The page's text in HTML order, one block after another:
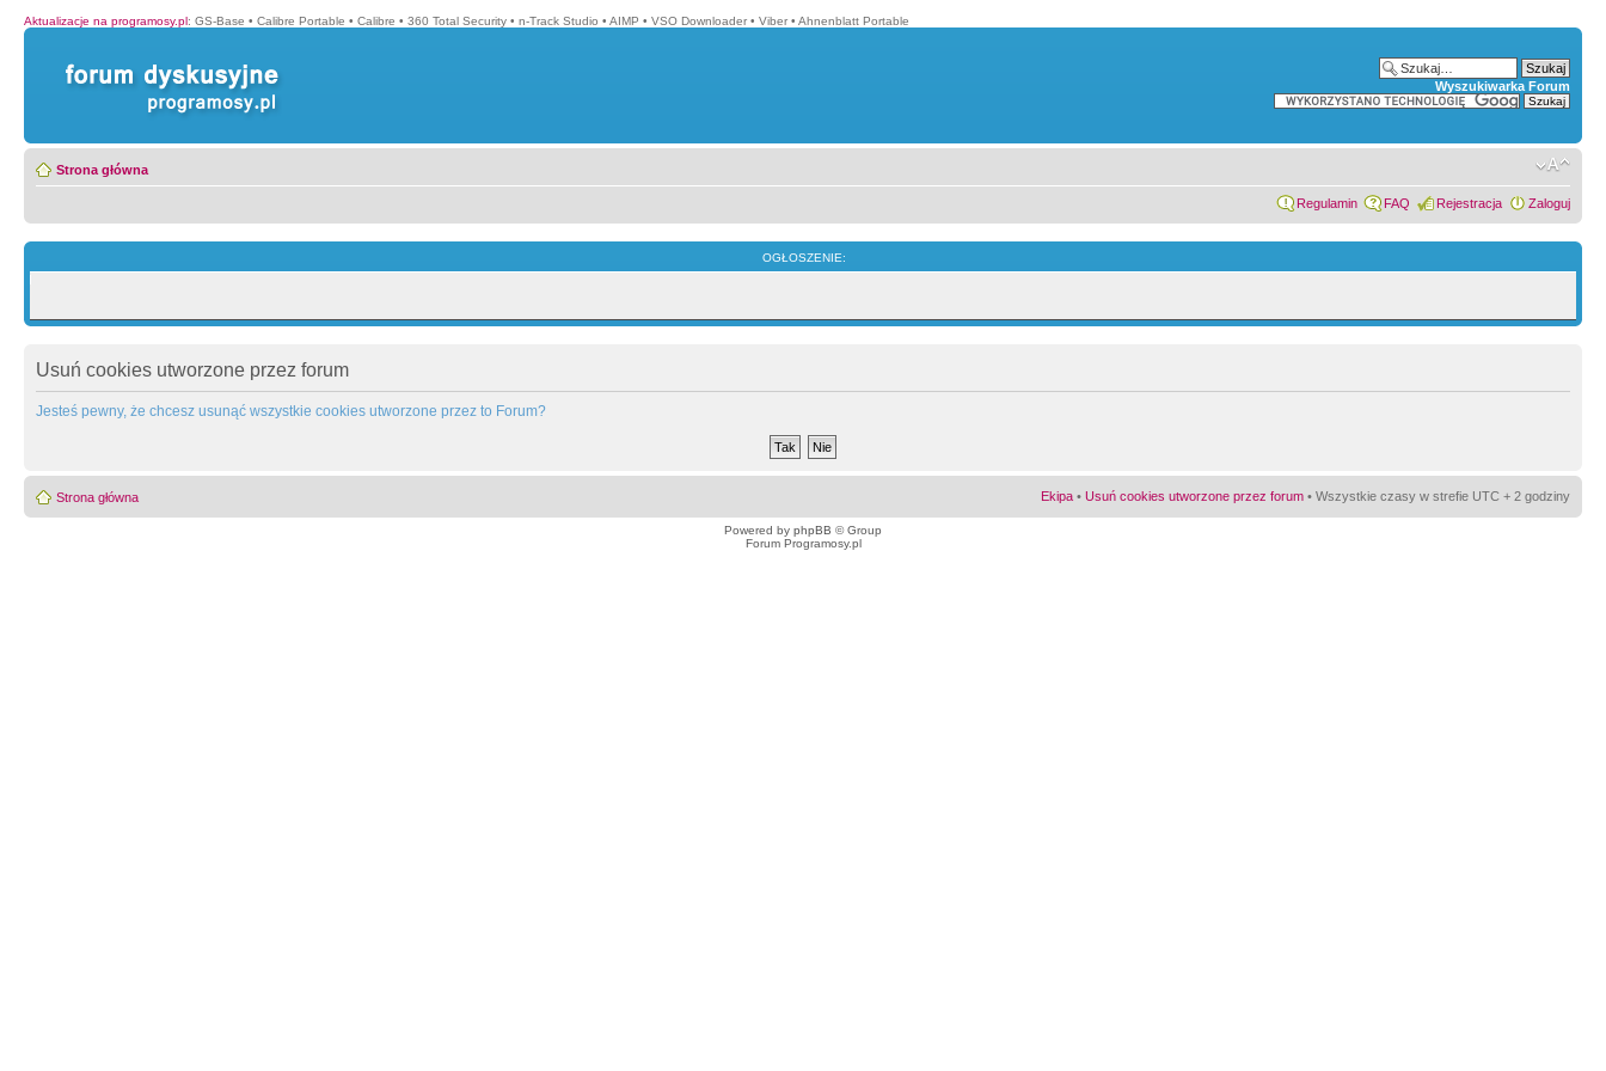
Aktualizacje na programosy.pl: GS-Base • Calibre Portable • Calibre • 360 Total Security • n-Track Studio • AIMP • VSO Downloader • Viber • Ahnenblatt Portable
Wyszukiwarka Forum
Strona główna
Regulamin FAQ Rejestracja Zaloguj
OGŁOSZENIE:
Usuń cookies utworzone przez forum
Jesteś pewny, że chcesz usunąć wszystkie cookies utworzone przez to Forum?
Strona główna Ekipa • Usuń cookies utworzone przez forum • Wszystkie czasy w strefie UTC + 2 godziny
Powered by phpBB © Group
Forum Programosy.pl